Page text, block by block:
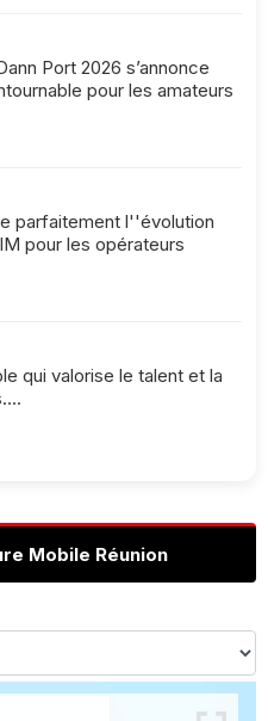
Port 2026 s’annonce
pour les amateurs
parfaitement l''évolution
pour les opérateurs
qui valorise le talent et la
Mobile Réunion